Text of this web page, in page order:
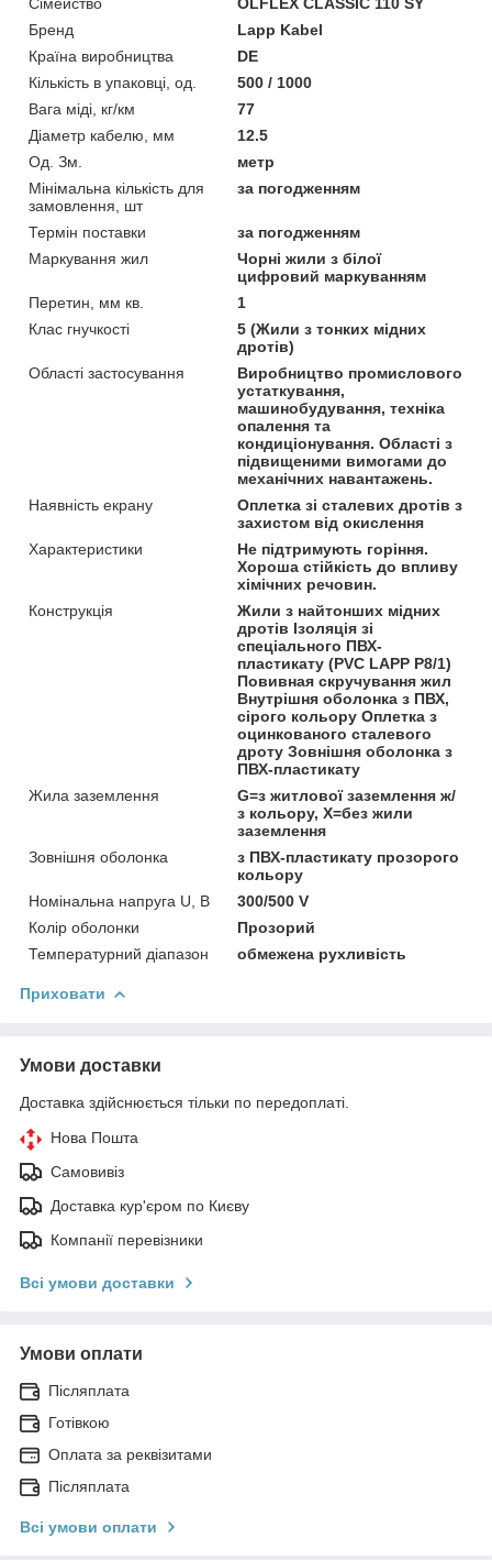
Бренд
Lapp Kabel
Країна виробництва
DE
Кількість в упаковці, од.
500 / 1000
Вага міді, кг/км
77
Діаметр кабелю, мм
12.5
Од. Зм.
метр
Мінімальна кількість для
замовлення, шт
за погодженням
Термін поставки
за погодженням
Маркування жил
Чорні жили з білої
цифровий маркуванням
Перетин, мм кв.
1
Клас гнучкості
5 (Жили з тонких мідних
дротів)
Області застосування
Виробництво промислового
устаткування,
машинобудування, техніка
опалення та
кондиціонування. Області з
підвищеними вимогами до
механічних навантажень.
Наявність екрану
Оплетка зі сталевих дротів з
захистом від окислення
Характеристики
Не підтримують горіння.
Хороша стійкість до впливу
хімічних речовин.
Конструкція
Жили з найтонших мідних
дротів Ізоляція зі
спеціального ПВХ-
пластикату (PVC LAPP P8/1)
Повивная скручування жил
Внутрішня оболонка з ПВХ,
сірого кольору Оплетка з
оцинкованого сталевого
дроту Зовнішня оболонка з
ПВХ-пластикату
Жила заземлення
G=з житлової заземлення ж/
з кольору, Х=без жили
заземлення
Зовнішня оболонка
з ПВХ-пластикату прозорого
кольору
Номінальна напруга U, В
300/500 V
Колір оболонки
Прозорий
Температурний діапазон
обмежена рухливість
Приховати
Умови доставки
Доставка здійснюється тільки по передоплаті.
Нова Пошта
Самовивіз
Доставка кур'єром по Києву
Компанії перевізники
Всі умови доставки
Умови оплати
Післяплата
Готівкою
Оплата за реквізитами
Післяплата
Всі умови оплати